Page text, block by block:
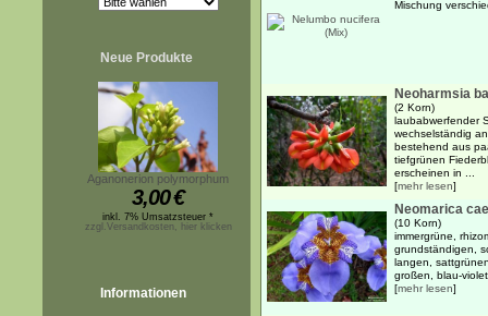
Neue Produkte
Aganonerion polymorphum
3,00€
inkl. 7% Umsatzsteuer *
zzgl.Versandkosten, hier klicken
Informationen
Mischung
Neoharmsia
(2 Korn)
laubabwerfender
wechselständig
bestehend aus
tiefgrünen
erscheinen in ...
[mehr lesen]
Neomarica
(10 Korn)
immergrüne,
grundständigen,
langen,
großen, blau-
[mehr lesen]